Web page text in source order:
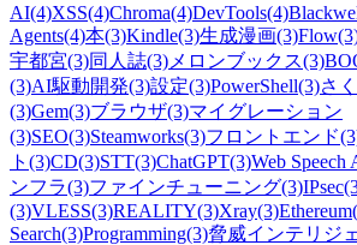
AI(4)XSS(4)Chroma(4)DevTools(4)
Agents(4)本(3)Kindle(3)生成漫画(3)Flow
宇都宮(3)同人誌(3) メロンブックス(3)
(3)AI駆動開発(3)設定(3)PowerShell(3)さ
(3)Gem(3)ブラウザ(3)マイグレーション
(3)SEO(3)Steamworks(3)フロントエンド
ト (3)CD(3)STT(3)ChatGPT(3)Web Speech
ンフラ(3)ファインチューニング(3)IPsec
(3)VLESS(3)REALITY(3)Xray(3)Ethereum
Search(3)Programming(3)脅威インテリジ